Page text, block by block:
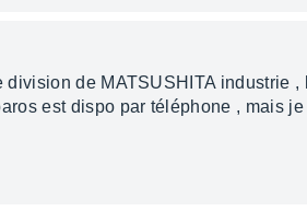
de MATSUSHITA industrie ,
est dispo par téléphone , mais